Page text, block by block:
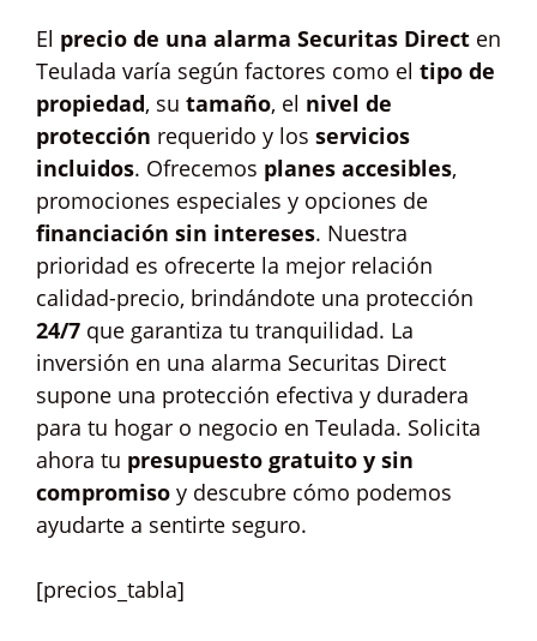
El precio de una alarma Securitas Direct en
Teulada varía según factores como el tipo de
propiedad, su tamaño, el nivel de
protección requerido y los servicios
incluidos. Ofrecemos planes accesibles,
promociones especiales y opciones de
financiación sin intereses. Nuestra
prioridad es ofrecerte la mejor relación
calidad-precio, brindándote una protección
24/7 que garantiza tu tranquilidad. La
inversión en una alarma Securitas Direct
supone una protección efectiva y duradera
para tu hogar o negocio en Teulada. Solicita
ahora tu presupuesto gratuito y sin
compromiso y descubre cómo podemos
ayudarte a sentirte seguro.
[precios_tabla]